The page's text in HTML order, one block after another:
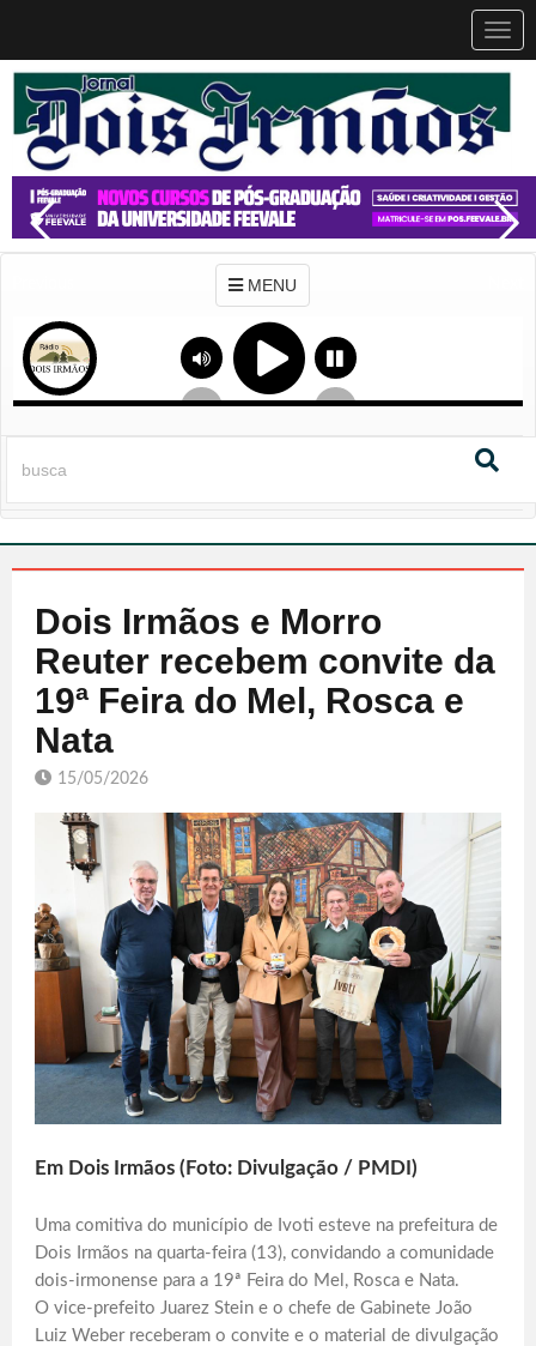
MENU
Dois Irmãos e Morro
Reuter recebem convite da
19ª Feira do Mel, Rosca e
Nata
15/05/2026
Em Dois Irmãos (Foto: Divulgação / PMDI)
Uma comitiva do município de Ivoti esteve na prefeitura de
Dois Irmãos na quarta-feira (13), convidando a comunidade
dois-irmonense para a 19ª Feira do Mel, Rosca e Nata.
O vice-prefeito Juarez Stein e o chefe de Gabinete João
Luiz Weber receberam o convite e o material de divulgação